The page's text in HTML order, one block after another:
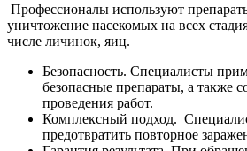
Профессионалы используют
уничтожение насекомых на всех
числе личинок, яиц.
Безопасность. Специалисты
безопасные препараты, а также
проведения работ.
Комплексный подход.
предотвратить повторное